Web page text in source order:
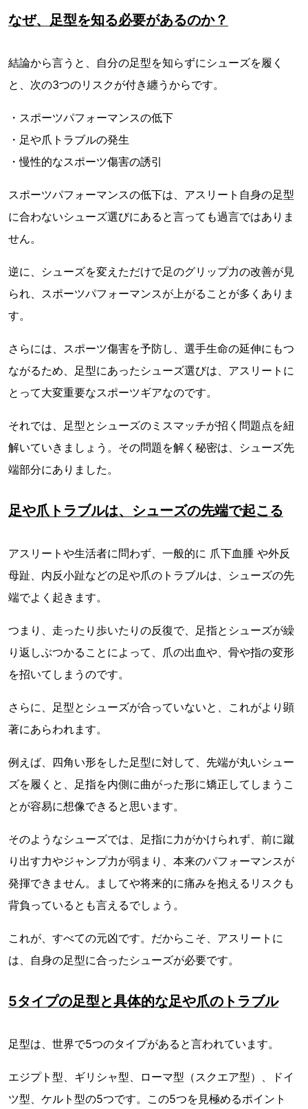
なぜ、足型を知る必要があるのか？
結論から言うと、自分の足型を知らずにシューズを履く
と、次の3つのリスクが付き纏うからです。
・スポーツパフォーマンスの低下
・足や爪トラブルの発生
・慢性的なスポーツ傷害の誘引
スポーツパフォーマンスの低下は、アスリート自身の足型
に合わないシューズ選びにあると言っても過言ではありま
せん。
逆に、シューズを変えただけで足のグリップ力の改善が見
られ、スポーツパフォーマンスが上がることが多くありま
す。
さらには、スポーツ傷害を予防し、選手生命の延伸にもつ
ながるため、足型にあったシューズ選びは、アスリートに
とって大変重要なスポーツギアなのです。
それでは、足型とシューズのミスマッチが招く問題点を紐
解いていきましょう。その問題を解く秘密は、シューズ先
端部分にありました。
足や爪トラブルは、シューズの先端で起こる
アスリートや生活者に問わず、一般的に 爪下血腫 や外反
母趾、内反小趾などの足や爪のトラブルは、シューズの先
端でよく起きます。
つまり、走ったり歩いたりの反復で、足指とシューズが繰
り返しぶつかることによって、爪の出血や、骨や指の変形
を招いてしまうのです。
さらに、足型とシューズが合っていないと、これがより顕
著にあらわれます。
例えば、四角い形をした足型に対して、先端が丸いシュー
ズを履くと、足指を内側に曲がった形に矯正してしまうこ
とが容易に想像できると思います。
そのようなシューズでは、足指に力がかけられず、前に蹴
り出す力やジャンプ力が弱まり、本来のパフォーマンスが
発揮できません。ましてや将来的に痛みを抱えるリスクも
背負っているとも言えるでしょう。
これが、すべての元凶です。だからこそ、アスリートに
は、自身の足型に合ったシューズが必要です。
5タイプの足型と具体的な足や爪のトラブル
足型は、世界で5つのタイプがあると言われています。
エジプト型、ギリシャ型、ローマ型（スクエア型）、ドイ
ツ型、ケルト型の5つです。この5つを見極めるポイント